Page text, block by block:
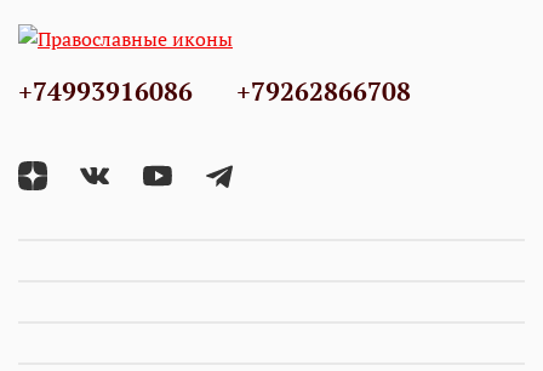
+74993916086 +79262866708